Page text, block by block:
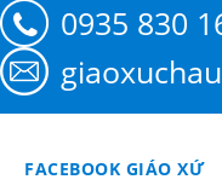
0935 830
FACEBOOK GIÁO XỨ